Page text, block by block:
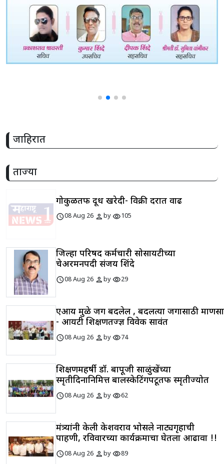
जाहिरात
ताज्या
गोकुळतर्फे दूध खरेदी- विक्री दरात वाढ
schedule08 Aug 26 personbyvisibility105
जिल्हा परिषद कर्मचारी सोसायटीच्या
चेअरमनपदी संजय शिंदे
schedule08 Aug 26 personbyvisibility29
एआय मुळे जग बदलेल , बदलत्या जगासाठी
- आयटी शिक्षणतज्ज्ञ विवेक सावंत
schedule08 Aug 26 personbyvisibility74
शिक्षणमहर्षी डॉ. बापूजी साळुंखेंच्या
स्मृतीदिनानिमित्त बालस्केटिंगपटूतर्फे स्मृतीज्योत
schedule08 Aug 26 personbyvisibility62
मंत्र्यांनी केली केशवराव भोसले नाट्यगृहाची
पाहणी, रविवारच्या कार्यक्रमाचा घेतला आढावा !!
schedule08 Aug 26 personbyvisibility89